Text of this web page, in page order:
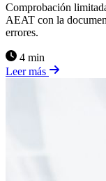
Comprobación
AEAT con la
errores.
4 min
Leer más